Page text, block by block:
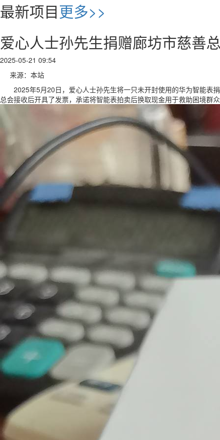
最新项目更多>>
爱心人士孙先生捐赠廊坊市慈善
2025-05-21 09:54
来源：本站
2025年5月20日，爱心人士孙先生将一只未开封使用的华为智能表
总会接收后开具了发票，承诺将智能表拍卖后换取现金用于救助困境群